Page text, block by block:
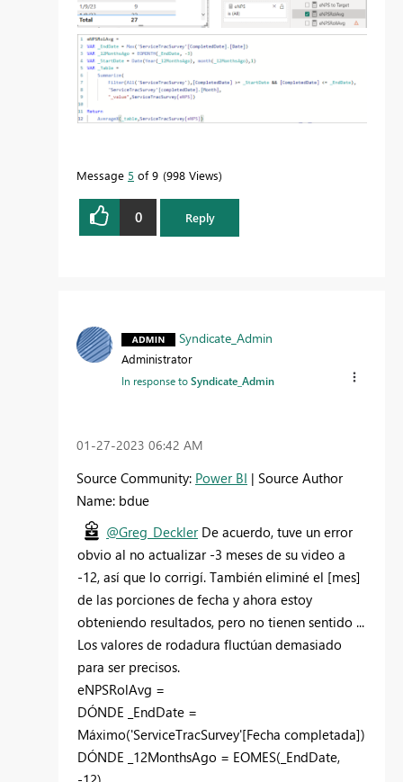
Message 5 of 9 998 Views
0 Reply
Syndicate_Admin
Administrator
In response toSyndicate_Admin
‎01-27-2023 06:42 AM
Source Community: Power BI | Source Author
Name: bdue
@Greg_DecklerDe acuerdo, tuve un error
obvio al no actualizar -3 meses de su video a
-12, así que lo corrigí. También eliminé el [mes]
de las porciones de fecha y ahora estoy
obteniendo resultados, pero no tienen sentido ...
Los valores de rodadura fluctúan demasiado
para ser precisos.
eNPSRolAvg =
DÓNDE _EndDate =
Máximo('ServiceTracSurvey'[Fecha completada])
DÓNDE _12MonthsAgo = EOMES( _EndDate,